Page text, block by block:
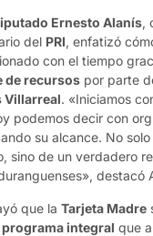
Ernesto Alanís,
del PRI, enfatizó
con el tiempo
de recursos por parte
Villarreal. «Iniciamos
podemos decir con
su alcance. No
sino de un verdadero
destacó
que la Tarjeta Madre
programa integral que